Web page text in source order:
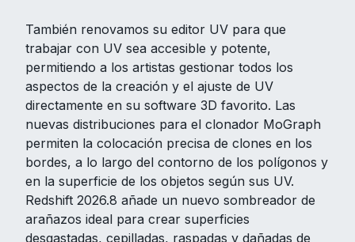
También renovamos su editor UV para que
trabajar con UV sea accesible y potente,
permitiendo a los artistas gestionar todos los
aspectos de la creación y el ajuste de UV
directamente en su software 3D favorito. Las
nuevas distribuciones para el clonador MoGraph
permiten la colocación precisa de clones en los
bordes, a lo largo del contorno de los polígonos y
en la superficie de los objetos según sus UV.
Redshift 2026.8 añade un nuevo sombreador de
arañazos ideal para crear superficies
desgastadas, cepilladas, raspadas y dañadas de